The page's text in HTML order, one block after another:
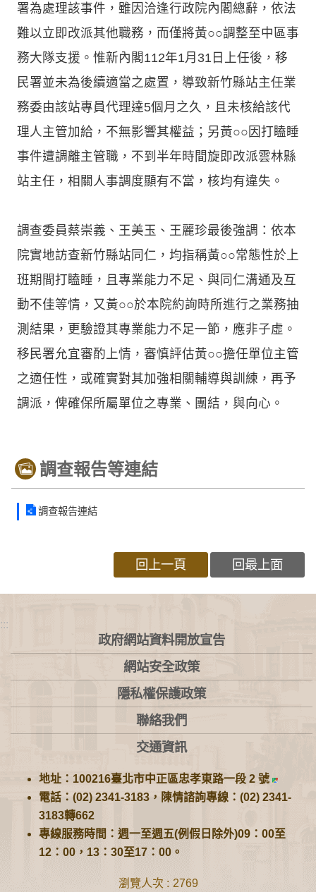
署為處理該事件，雖因洽逢行政院內閣總辭，依法
難以立即改派其他職務，而僅將黃○○調整至中區事
務大隊支援。惟新內閣112年1月31日上任後，移
民署並未為後續適當之處置，導致新竹縣站主任業
務委由該站專員代理達5個月之久，且未核給該代
理人主管加給，不無影響其權益；另黃○○因打瞌睡
事件遭調離主管職，不到半年時間旋即改派雲林縣
站主任，相關人事調度顯有不當，核均有違失。
調查委員蔡崇義、王美玉、王麗珍最後強調：依本
院實地訪查新竹縣站同仁，均指稱黃○○常態性於上
班期間打瞌睡，且專業能力不足、與同仁溝通及互
動不佳等情，又黃○○於本院約詢時所進行之業務抽
測結果，更驗證其專業能力不足一節，應非子虛。
移民署允宜審酌上情，審慎評估黃○○擔任單位主管
之適任性，或確實對其加強相關輔導與訓練，再予
調派，俾確保所屬單位之專業、團結，與向心。
調查報告等連結
調查報告連結
回上一頁 回最上面
:::
政府網站資料開放宣告
網站安全政策
隱私權保護政策
聯絡我們
交通資訊
地址：100216臺北市中正區忠孝東路一段 2 號
電話：(02) 2341-3183，陳情諮詢專線：(02) 2341-
3183轉662
專線服務時間：週一至週五(例假日除外)09：00至
12：00，13：30至17：00。
瀏覽人次 2769